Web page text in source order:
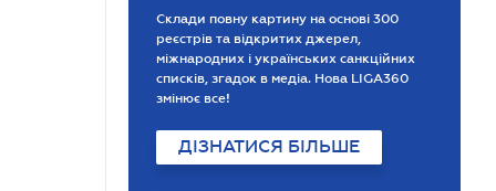
Склади повну картину на основі 300
реєстрів та відкритих джерел,
міжнародних і українських санкційних
списків, згадок в медіа. Нова LIGA360
змінює все!
ДІЗНАТИСЯ БІЛЬШЕ